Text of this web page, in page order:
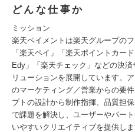
どんな仕事か
ミッション
楽天ペイメントは楽天グループの
「楽天ペイ」「楽天ポイントカー
Edy」「楽天チェック」などの決
リューションを展開しています。
のマーケティング／営業からの要
プトの設計から制作指揮、品質担
で課題を解決し、ユーザーやパー
いやすいクリエイティブを提供しま